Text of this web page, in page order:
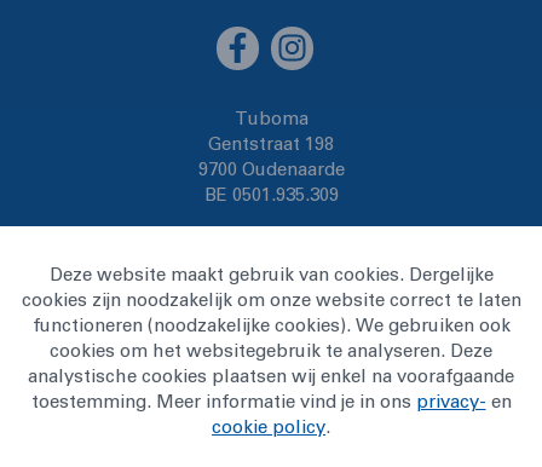
T 055 330 331
F 055 318 331
E info@tuboma.be
Cookies
Privacy voorwaarden
Tuboma
Gentstraat 198
9700 Oudenaarde
BE 0501.935.309
Deze website maakt gebruik van cookies. Dergelijke
cookies zijn noodzakelijk om onze website correct te laten
functioneren (noodzakelijke cookies). We gebruiken ook
cookies om het websitegebruik te analyseren. Deze
analystische cookies plaatsen wij enkel na voorafgaande
toestemming. Meer informatie vind je in ons privacy- en
cookie policy.